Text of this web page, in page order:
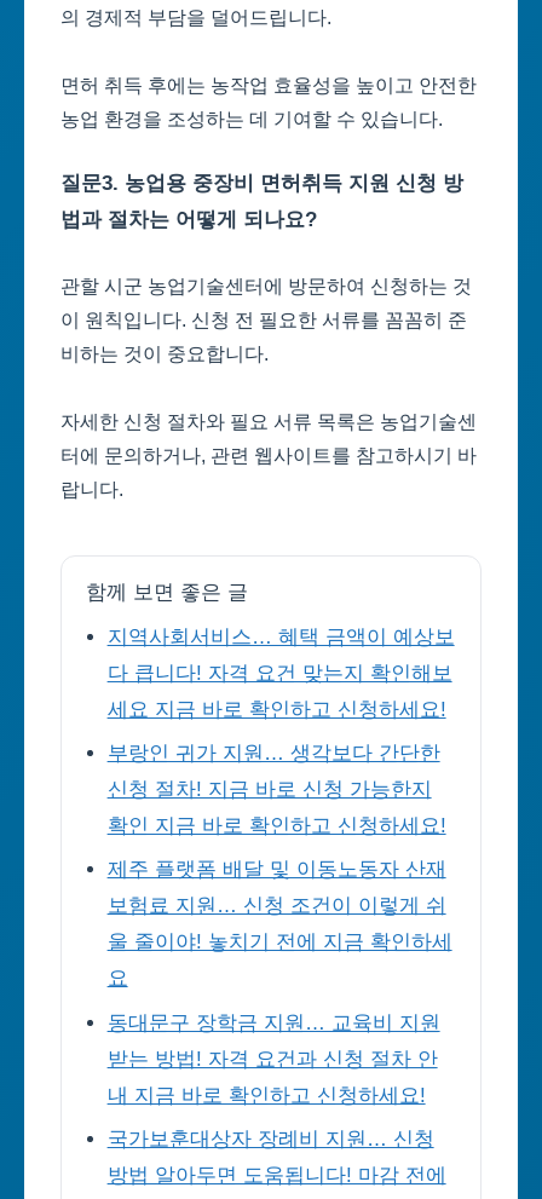
의 경제적 부담을 덜어드립니다.
면허 취득 후에는 농작업 효율성을 높이고 안전한
농업 환경을 조성하는 데 기여할 수 있습니다.
질문3. 농업용 중장비 면허취득 지원 신청 방
법과 절차는 어떻게 되나요?
관할 시군 농업기술센터에 방문하여 신청하는 것
이 원칙입니다. 신청 전 필요한 서류를 꼼꼼히 준
비하는 것이 중요합니다.
자세한 신청 절차와 필요 서류 목록은 농업기술센
터에 문의하거나, 관련 웹사이트를 참고하시기 바
랍니다.
함께 보면 좋은 글
지역사회서비스… 혜택 금액이 예상보
다 큽니다! 자격 요건 맞는지 확인해보
세요 지금 바로 확인하고 신청하세요!
부랑인 귀가 지원… 생각보다 간단한
신청 절차! 지금 바로 신청 가능한지
확인 지금 바로 확인하고 신청하세요!
제주 플랫폼 배달 및 이동노동자 산재
보험료 지원… 신청 조건이 이렇게 쉬
울 줄이야! 놓치기 전에 지금 확인하세
요
동대문구 장학금 지원… 교육비 지원
받는 방법! 자격 요건과 신청 절차 안
내 지금 바로 확인하고 신청하세요!
국가보훈대상자 장례비 지원… 신청
방법 알아두면 도움됩니다! 마감 전에